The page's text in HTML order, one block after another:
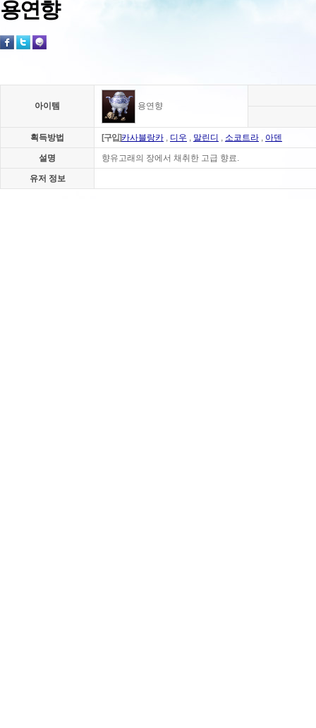
용연향
아이템 용연향
획득방법 [구입]카사블랑카 , 디우 , 말린디 , 소코트라 , 아덴
설명 향유고래의 장에서 채취한 고급 향료.
유저 정보